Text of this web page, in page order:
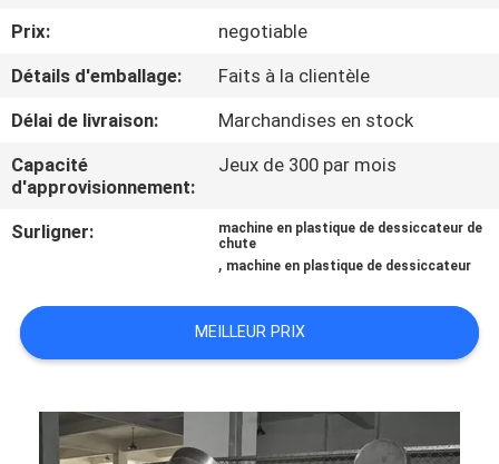
CONTRÔLE
DE
QUALITÉ
CONTACTEZ-
NOUS
NOUVELLES
DEMANDEZ
UNE
CITATION
Prix:
negotiable
Détails d'emballage:
Faits à la clientèle
Délai de livraison:
Marchandises en stock
Capacité
d'approvisionnement:
Jeux de 300 par mois
Surligner:
machine en plastique de dessiccateur de
chute
, machine en plastique de dessiccateur
MEILLEUR PRIX